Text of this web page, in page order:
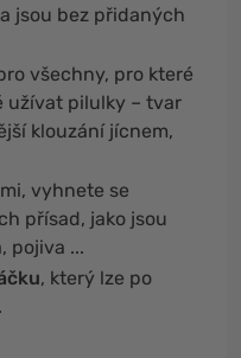
jsou bez přidaných
všechny, pro které
užívat pilulky – tvar
klouzání jícnem,
vyhnete se
přísad, jako jsou
pojiva ...
, který lze po